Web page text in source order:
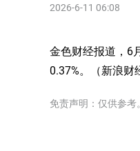
2026-6-11 06:08
金色财经报道，6
0.37%。（新浪财
免责声明：仅供参考